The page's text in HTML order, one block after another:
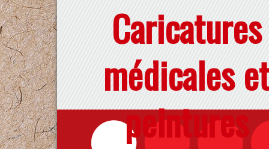
Caricatures
médicales
peintures